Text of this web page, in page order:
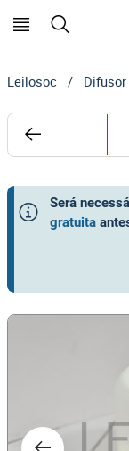
Leilosoc /
Será
gratuita